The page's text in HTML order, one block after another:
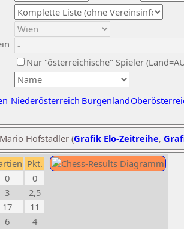
Nur "österreichische" Spieler
Niederösterreich Burgenland
Hofstadler (Grafik Elo-Zeitreihe,
Pkt.
0
0
3
2,5
17
11
6
4